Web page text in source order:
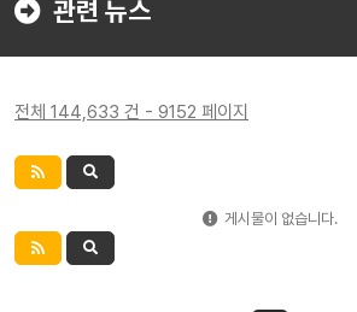
관련 뉴스
전체 144,633 건 - 9152 페이지
게시물이 없습니다.